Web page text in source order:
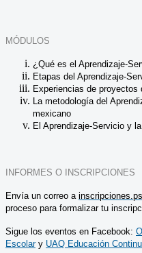
MÓDULOS
¿Qué es el Aprendizaje-
Etapas del Aprendizaje-
Experiencias de proyectos
La metodología del
mexicano
El Aprendizaje-Servicio y
INFORMES O INSCRIPCIONES
Envía un correo a
proceso para formalizar tu
Sigue los eventos en Facebook:
Escolary UAQ Educación